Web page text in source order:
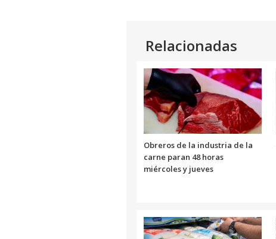
Relacionadas
Obreros de la industria de la
carne paran 48 horas
miércoles y jueves